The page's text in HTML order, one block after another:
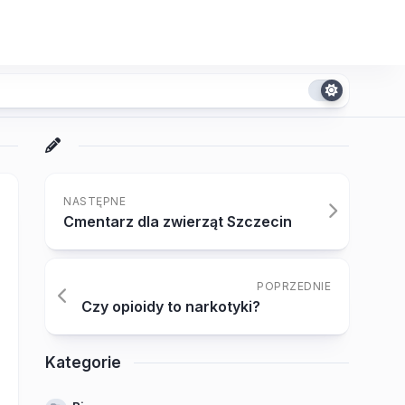
NASTĘPNE
Cmentarz dla zwierząt Szczecin
POPRZEDNIE
Czy opioidy to narkotyki?
Kategorie